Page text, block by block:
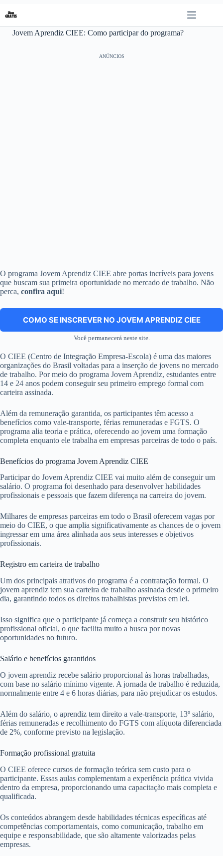
para
o
conteúdo
Jovem Aprendiz CIEE: Como participar do programa?
ANÚNCIOS
O programa Jovem Aprendiz CIEE abre portas incríveis para jovens
que buscam sua primeira oportunidade no mercado de trabalho. Não
perca, confira aqui!
COMO SE INSCREVER NO JOVEM APRENDIZ CIEE
Você permanecerá neste site.
O CIEE (Centro de Integração Empresa-Escola) é uma das maiores
organizações do Brasil voltadas para a inserção de jovens no mercado
de trabalho. Por meio do programa Jovem Aprendiz, estudantes entre
14 e 24 anos podem conseguir seu primeiro emprego formal com
carteira assinada.
Além da remuneração garantida, os participantes têm acesso a
benefícios como vale-transporte, férias remuneradas e FGTS. O
programa alia teoria e prática, oferecendo ao jovem uma formação
completa enquanto ele trabalha em empresas parceiras de todo o país.
Benefícios do programa Jovem Aprendiz CIEE
Participar do Jovem Aprendiz CIEE vai muito além de conseguir um
salário. O programa foi desenhado para desenvolver habilidades
profissionais e pessoais que fazem diferença na carreira do jovem.
Milhares de empresas parceiras em todo o Brasil oferecem vagas por
meio do CIEE, o que amplia significativamente as chances de o jovem
ingressar em uma área alinhada aos seus interesses e objetivos
profissionais.
Registro em carteira de trabalho
Um dos principais atrativos do programa é a contratação formal. O
jovem aprendiz tem sua carteira de trabalho assinada desde o primeiro
dia, garantindo todos os direitos trabalhistas previstos em lei.
Isso significa que o participante já começa a construir seu histórico
profissional oficial, o que facilita muito a busca por novas
oportunidades no futuro.
Salário e benefícios garantidos
O jovem aprendiz recebe salário proporcional às horas trabalhadas,
com base no salário mínimo vigente. A jornada de trabalho é reduzida,
normalmente entre 4 e 6 horas diárias, para não prejudicar os estudos.
Além do salário, o aprendiz tem direito a vale-transporte, 13º salário,
férias remuneradas e recolhimento do FGTS com alíquota diferenciada
de 2%, conforme previsto na legislação.
Formação profissional gratuita
O CIEE oferece cursos de formação teórica sem custo para o
participante. Essas aulas complementam a experiência prática vivida
dentro da empresa, proporcionando uma capacitação mais completa e
qualificada.
Os conteúdos abrangem desde habilidades técnicas específicas até
competências comportamentais, como comunicação, trabalho em
equipe e responsabilidade, que são altamente valorizadas pelas
empresas.